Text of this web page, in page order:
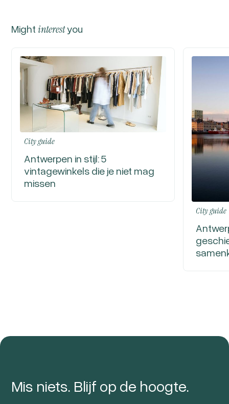
Mightinterestyou
City guide
Antwerpen in stijl: 5
vintagewinkels die je niet mag
missen
City guide
Mis niets. Blijf op de hoogte.